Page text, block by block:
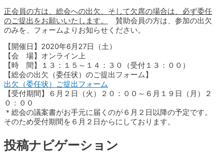
正会員の方は、総会への出欠、そして欠席の場合は、必ず委任
のご提出をお願いいたします。
賛助会員の方は、参加の出欠
のみを、フォームよりお知らせください。
【開催日】2020年6月27日（土）
【会 場】オンライン上
【時 間】１３：１５～１４：３０（受付１３：００）
【総会の出欠（委任状）のご提出フォーム】
出欠（委任状）ご提出フォーム
【受付期間】６月２日（火）２０：００～６月１９日（月）２
０：００
＊総会の議案書がお手元に届くのが６月２日以降の予定です。
そのため受付期間を６月２日からにしております。
投稿ナビゲーション